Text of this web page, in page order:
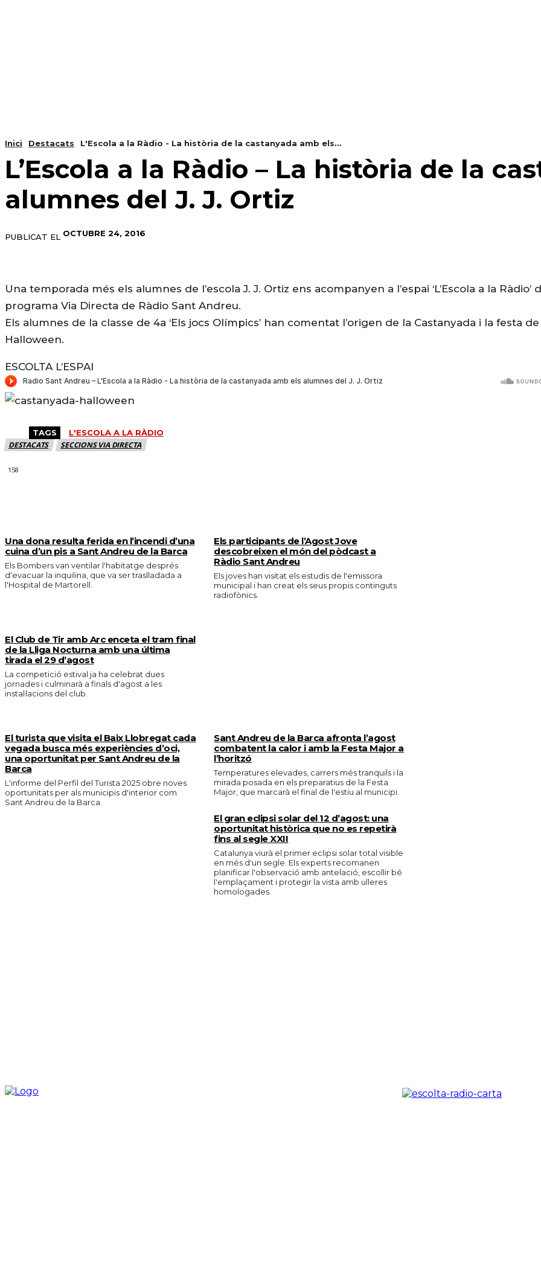
Inici Destacats L'Escola a la Ràdio - La història de la castanyada amb els...
L’Escola a la Ràdio – La història de la
alumnes del J. J. Ortiz
PUBLICAT EL OCTUBRE 24, 2016
Una temporada més els alumnes de l’escola J. J. Ortiz ens acompanyen a l’espai ‘L’Escola a la Ràdio’
programa Via Directa de Ràdio Sant Andreu.
Els alumnes de la classe de 4a ‘Els jocs Olímpics’ han comentat l’origen de la Castanyada i la festa de
Halloween.
ESCOLTA L’ESPAI
TAGS L'ESCOLA A LA RÀDIO
DESTACATS SECCIONS VIA DIRECTA
158
Una dona resulta ferida en l’incendi d’una
cuina d’un pis a Sant Andreu de la Barca
Els Bombers van ventilar l'habitatge després
d'evacuar la inquilina, que va ser traslladada a
l'Hospital de Martorell.
Els participants de l’Agost Jove
descobreixen el món del pòdcast a
Ràdio Sant Andreu
Els joves han visitat els estudis de l'emissora
municipal i han creat els seus propis continguts
radiofònics.
El Club de Tir amb Arc enceta el tram final
de la Lliga Nocturna amb una última
tirada el 29 d’agost
La competició estival ja ha celebrat dues
jornades i culminarà a finals d'agost a les
instal·lacions del club.
El turista que visita el Baix Llobregat cada
vegada busca més experiències d’oci,
una oportunitat per Sant Andreu de la
Barca
L'informe del Perfil del Turista 2025 obre noves
oportunitats per als municipis d'interior com
Sant Andreu de la Barca.
Sant Andreu de la Barca afronta l’agost
combatent la calor i amb la Festa Major a
l’horitzó
Temperatures elevades, carrers més tranquils i la
mirada posada en els preparatius de la Festa
Major, que marcarà el final de l'estiu al municipi.
El gran eclipsi solar del 12 d’agost: una
oportunitat històrica que no es repetirà
fins al segle XXII
Catalunya viurà el primer eclipsi solar total visible
en més d'un segle. Els experts recomanen
planificar l'observació amb antelació, escollir bé
l'emplaçament i protegir la vista amb ulleres
homologades.